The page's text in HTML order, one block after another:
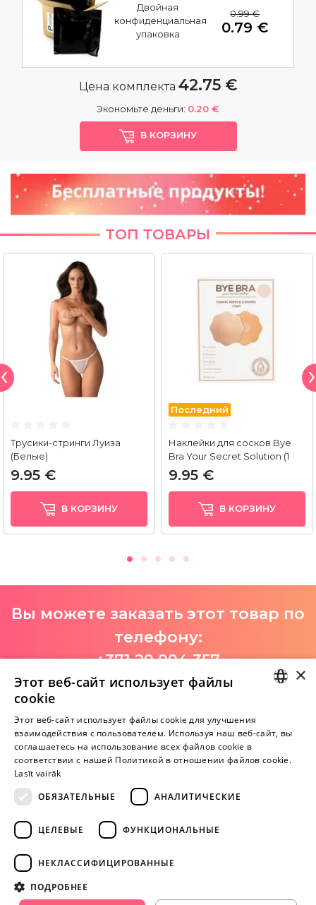
Двойная
конфиденциальная
упаковка
0.99 €
0.79 €
Цена комплекта 42.75 €
Экономьте деньги: 0.20 €
В КОРЗИНУ
ТОП ТОВАРЫ
Трусики-стринги Луиза
(Белые)
9.95 €
В КОРЗИНУ
Последний
Наклейки для сосков Bye
Bra Your Secret Solution (1
пара)
9.95 €
В КОРЗИНУ
Вы можете заказать этот товар по
телефону:
+371 29 994 357
I-V 9:00-18:00
Пока нет отзывов
Будь первым!
Внимание! Yesyes.lv содержит откровенную сексуальную
информацию и изо.
RUSSIAN
×
Этот веб-сайт использует файлы
cookie
Этот веб-сайт использует файлы cookie для улучшения
взаимодействия с пользователем. Используя наш веб-сайт, вы
соглашаетесь на использование всех файлов cookie в
соответствии с нашей Политикой в ​​отношении файлов cookie.
Lasīt vairāk
ОБЯЗАТЕЛЬНЫЕ
АНАЛИТИЧЕСКИЕ
ЦЕЛЕВЫЕ ФУНКЦИОНАЛЬНЫЕ
НЕКЛАССИФИЦИРОВАННЫЕ
ПОДРОБНЕЕ